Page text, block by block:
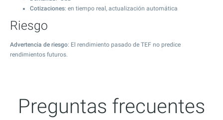
Cotizaciones: en tiempo real, actualización automática
Riesgo
Advertencia de riesgo: El rendimiento pasado de TEF no predice
rendimientos futuros.
Preguntas frecuentes